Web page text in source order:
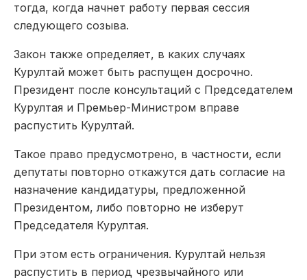
тогда, когда начнет работу первая сессия
следующего созыва.
Закон также определяет, в каких случаях
Курултай может быть распущен досрочно.
Президент после консультаций с Председателем
Курултая и Премьер-Министром вправе
распустить Курултай.
Такое право предусмотрено, в частности, если
депутаты повторно откажутся дать согласие на
назначение кандидатуры, предложенной
Президентом, либо повторно не изберут
Председателя Курултая.
При этом есть ограничения. Курултай нельзя
распустить в период чрезвычайного или